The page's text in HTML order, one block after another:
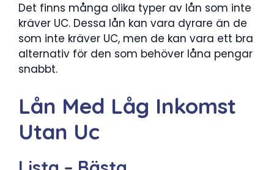
Det finns många olika typer av lån som inte
kräver UC. Dessa lån kan vara dyrare än de
som inte kräver UC, men de kan vara ett bra
alternativ för den som behöver låna pengar
snabbt.
Lån Med Låg Inkomst
Utan Uc